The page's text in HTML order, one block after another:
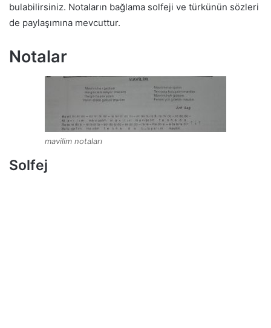
bulabilirsiniz. Notaların bağlama solfeji ve türkünün sözleri
de paylaşımına mevcuttur.
Notalar
mavilim notaları
Solfej